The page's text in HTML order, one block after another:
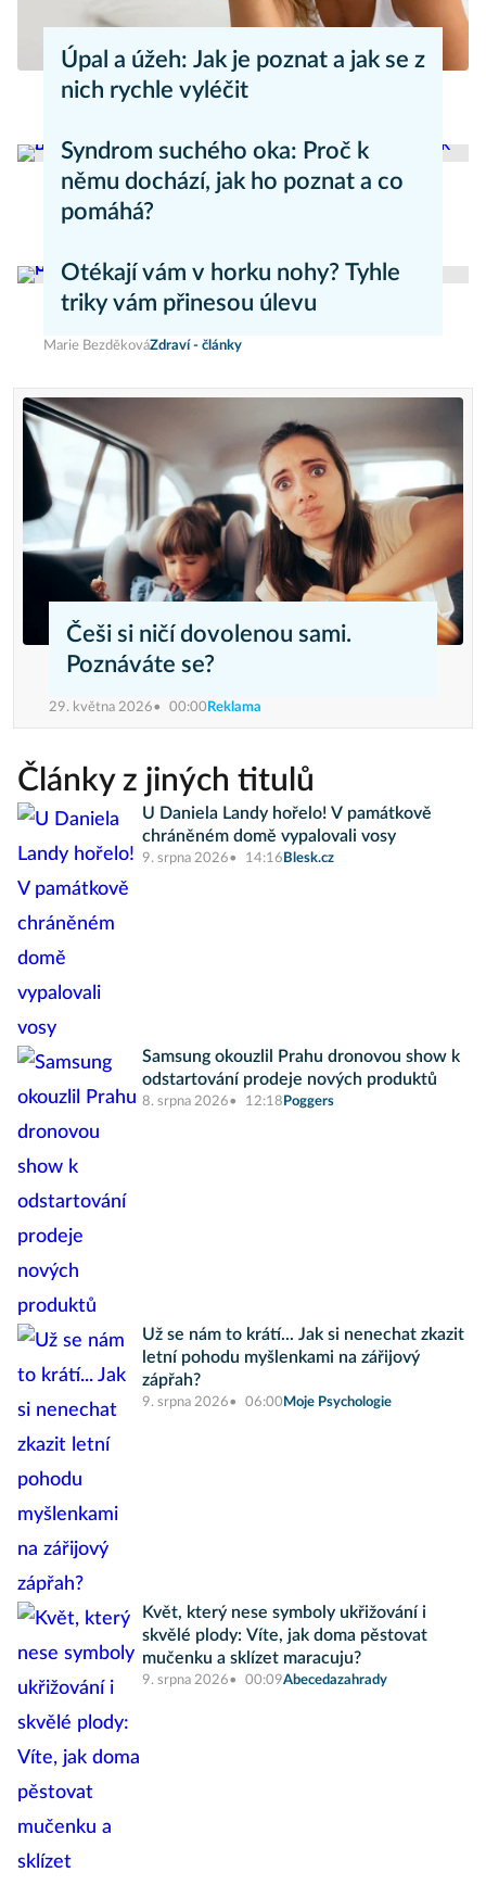
Úpal a úžeh: Jak je poznat a jak se z
nich rychle vyléčit
Syndrom suchého oka: Proč k
němu dochází, jak ho poznat a co
pomáhá?
Otékají vám v horku nohy? Tyhle
triky vám přinesou úlevu
Marie BezděkováZdraví - články
Češi si ničí dovolenou sami.
Poznáváte se?
29. května 2026 00:00 Reklama
Články z jiných titulů
U Daniela Landy hořelo! V památkově
chráněném domě vypalovali vosy
9. srpna 2026 14:16 Blesk.cz
Samsung okouzlil Prahu dronovou show k
odstartování prodeje nových produktů
8. srpna 2026 12:18 Poggers
Už se nám to krátí... Jak si nenechat zkazit
letní pohodu myšlenkami na zářijový
zápřah?
9. srpna 2026 06:00 Moje Psychologie
Květ, který nese symboly ukřižování i
skvělé plody: Víte, jak doma pěstovat
mučenku a sklízet maracuju?
9. srpna 2026 00:09Abecedazahrady